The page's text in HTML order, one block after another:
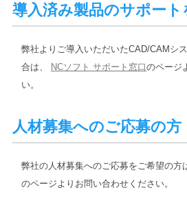
導入済み製品のサポー
弊社よりご導入いただいたCAD/CAMシ
合は、 NCソフト サポート窓口のページ
い。
人材募集へのご応募の方
弊社の人材募集へのご応募をご希望の方
のページよりお問い合わせください。